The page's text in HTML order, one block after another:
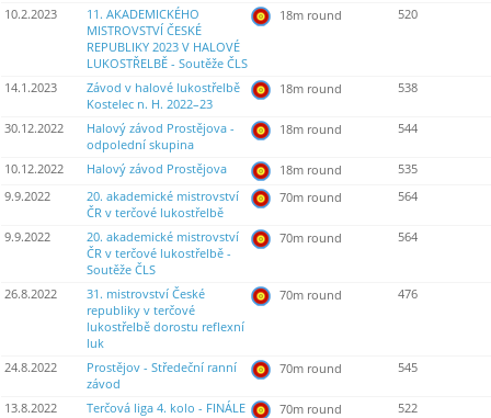
10.2.2023
11. AKADEMICKÉHO
MISTROVSTVÍ ČESKÉ
REPUBLIKY 2023 V HALOVÉ
LUKOSTŘELBĚ - Soutěže ČLS
18m round 520
14.1.2023
Závod v halové lukostřelbě
Kostelec n. H. 2022–23
18m round 538
30.12.2022
Halový závod Prostějova -
odpolední skupina
18m round 544
10.12.2022 Halový závod Prostějova 18m round
535
9.9.2022
20. akademické mistrovství
ČR v terčové lukostřelbě
70m round 564
9.9.2022
20. akademické mistrovství
ČR v terčové lukostřelbě -
Soutěže ČLS
70m round 564
26.8.2022
31. mistrovství České
republiky v terčové
lukostřelbě dorostu reflexní
luk
70m round 476
24.8.2022
Prostějov - Středeční ranní
závod
70m round 545
13.8.2022 Terčová liga 4. kolo - FINÁLE 70m round
522